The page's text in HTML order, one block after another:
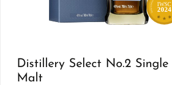
2024
IWSC
Distillery Select No.2 Single
Malt